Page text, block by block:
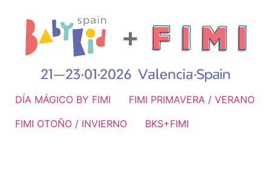
DÍA MÁGICO BY FIMI
FIMI PRIMAVERA / VERANO
FIMI OTOÑO / INVIERNO
BKS+FIMI